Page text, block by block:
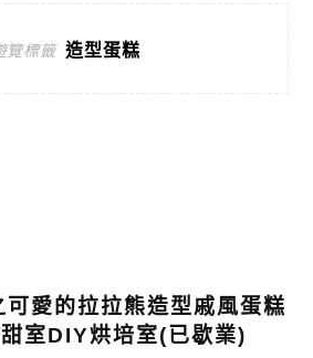
覽標籤 造型蛋糕
可愛的拉拉熊造型戚風蛋糕
室DIY烘培室(已歇業)